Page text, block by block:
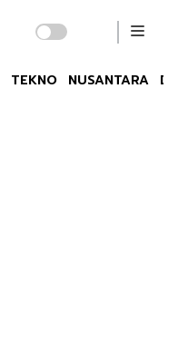
TEKNO NUSANTARA